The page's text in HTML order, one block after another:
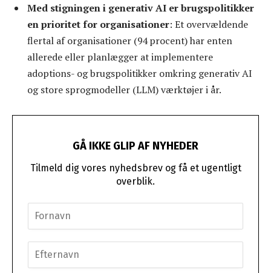
Med stigningen i generativ AI er brugspolitikker
en prioritet for organisationer: Et overvældende
flertal af organisationer (94 procent) har enten
allerede eller planlægger at implementere
adoptions- og brugspolitikker omkring generativ AI
og store sprogmodeller (LLM) værktøjer i år.
GÅ IKKE GLIP AF NYHEDER
Tilmeld dig vores nyhedsbrev og få et ugentligt
overblik.